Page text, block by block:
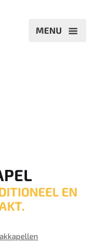
EN